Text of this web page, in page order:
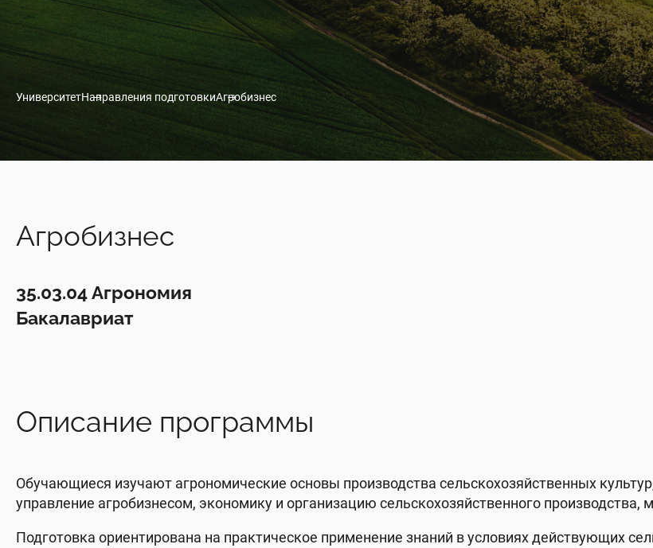
УниверситетНаправления подготовкиАгробизнес
Агробизнес
35.03.04 Агрономия
Бакалавриат
Описание программы
Обучающиеся изучают агрономические основы производства сельскохозяйственных
управление агробизнесом, экономику и организацию сельскохозяйственного производства,
Подготовка ориентирована на практическое применение знаний в условиях действующих